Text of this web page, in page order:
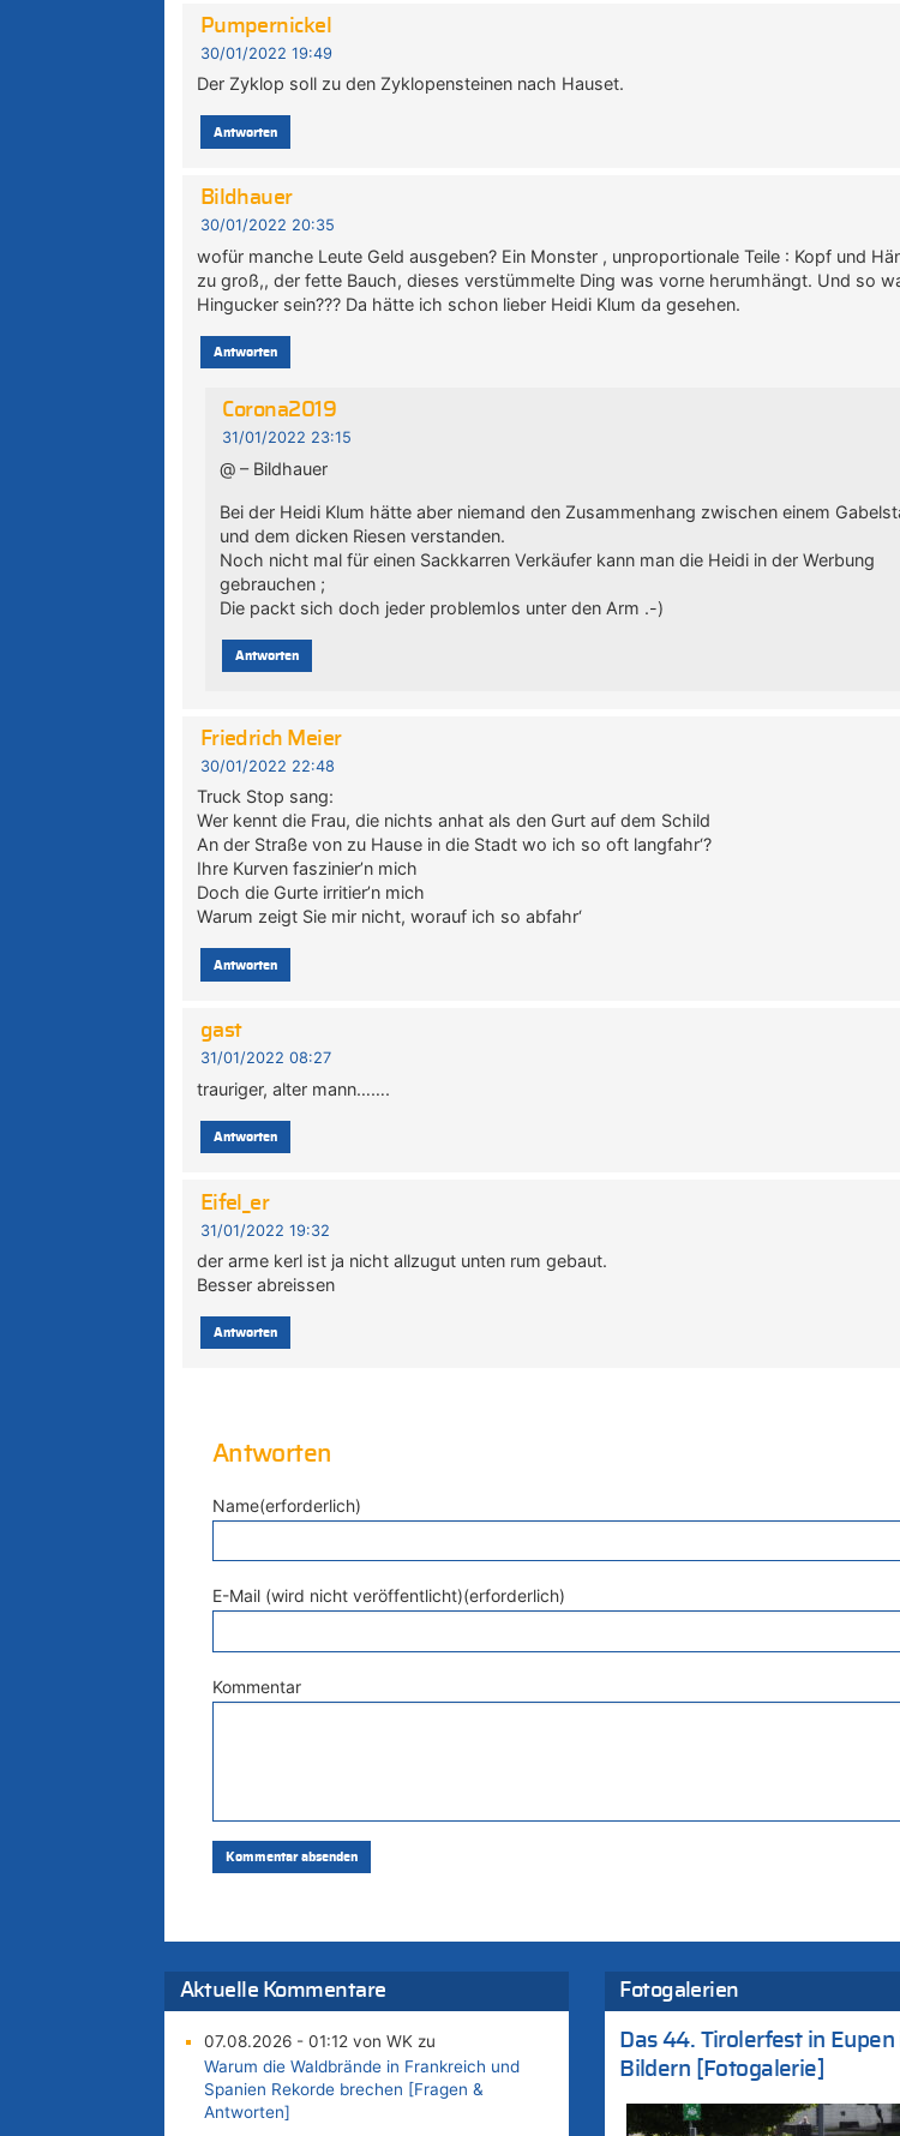
Pumpernickel
30/01/2022 19:49
Der Zyklop soll zu den Zyklopensteinen nach Hauset.
Antworten
Bildhauer
30/01/2022 20:35
wofür manche Leute Geld ausgeben? Ein Monster , unproportionale Teile : Kopf und
zu groß,, der fette Bauch, dieses verstümmelte Ding was vorne herumhängt. Und so
Hingucker sein??? Da hätte ich schon lieber Heidi Klum da gesehen.
Antworten
Corona2019
31/01/2022 23:15
@ – Bildhauer
Bei der Heidi Klum hätte aber niemand den Zusammenhang zwischen einem
und dem dicken Riesen verstanden.
Noch nicht mal für einen Sackkarren Verkäufer kann man die Heidi in der Werbung
gebrauchen ;
Die packt sich doch jeder problemlos unter den Arm .-)
Antworten
Friedrich Meier
30/01/2022 22:48
Truck Stop sang:
Wer kennt die Frau, die nichts anhat als den Gurt auf dem Schild
An der Straße von zu Hause in die Stadt wo ich so oft langfahr‘?
Ihre Kurven faszinier’n mich
Doch die Gurte irritier’n mich
Warum zeigt Sie mir nicht, worauf ich so abfahr‘
Antworten
gast
31/01/2022 08:27
trauriger, alter mann…….
Antworten
Eifel_er
31/01/2022 19:32
der arme kerl ist ja nicht allzugut unten rum gebaut.
Besser abreissen
Antworten
Antworten
Name(erforderlich)
E-Mail (wird nicht veröffentlicht)(erforderlich)
Kommentar
Aktuelle Kommentare
07.08.2026 - 01:12 von WK zu
Warum die Waldbrände in Frankreich und
Spanien Rekorde brechen [Fragen &
Antworten]
Fotogalerien
Das 44. Tirolerfest in Eupen
Bildern [Fotogalerie]